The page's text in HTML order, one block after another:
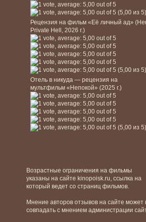
(5,00 из 5)
Рецензия на фильм «Её личный ад»
Private Hell, 2026 г.)
(5,00 из 5)
Отель в никуда — рецензия на
мультфильм «Непокой» (2025 г.)
(5,00 из 5)
Возрастные ограничения на фильмы
указаны на сайте kinopoisk.ru, ссылка на
который ведет со страниц фильмов.
Мнение авторов отзывов на сайте может
совпадать с мнением администрации